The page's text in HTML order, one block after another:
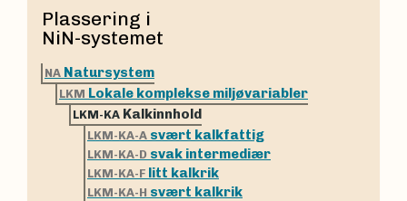
Plassering i
NiN-systemet
NA Natursystem
LKM Lokale komplekse miljøvariabler
LKM-KA Kalkinnhold
LKM-KA-A svært kalkfattig
LKM-KA-D svak intermediær
LKM-KA-F litt kalkrik
LKM-KA-H svært kalkrik